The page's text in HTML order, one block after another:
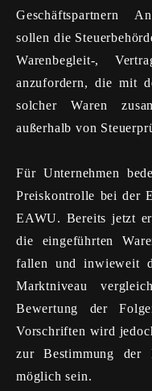
Geschäftspartnern
sollen die
Warenbegleit-,
anzufordern, die mit
solcher Waren
außerhalb von
Für Unternehmen
Preiskontrolle bei der
EAWU. Bereits jetzt
die eingeführten
fallen und inwieweit
Marktniveau
Bewertung der
Vorschriften wird
zur Bestimmung der
möglich sein.